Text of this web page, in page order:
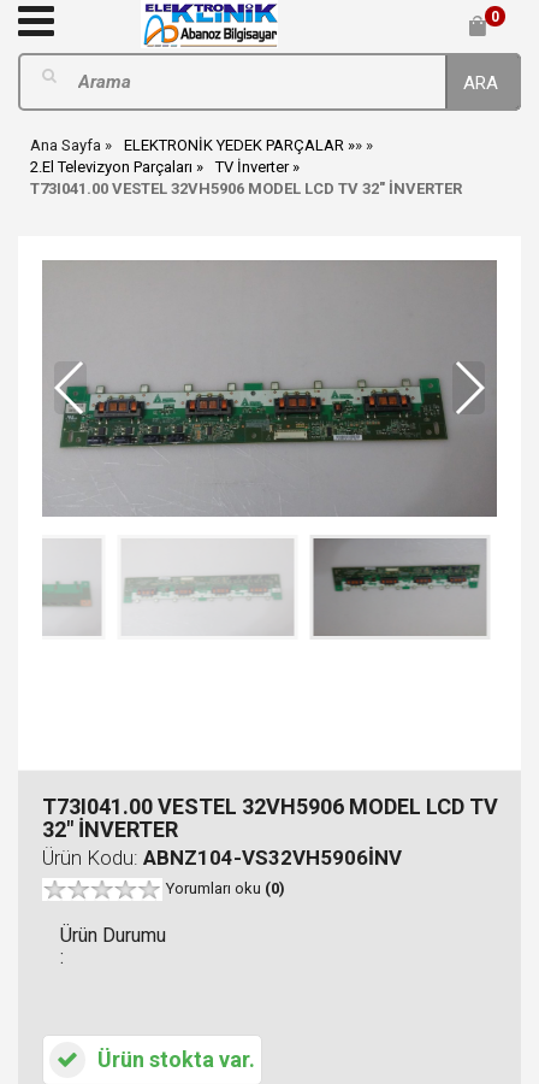
0
ARA
Ana Sayfa ELEKTRONİK YEDEK PARÇALAR
»
2.El Televizyon Parçaları
»
TV İnverter
T73I041.00 VESTEL 32VH5906 MODEL LCD TV 32" İNVERTER
T73I041.00 VESTEL 32VH5906 MODEL LCD TV
32" İNVERTER
Ürün Kodu: ABNZ104-VS32VH5906İNV
Yorumları oku (0)
Ürün Durumu
:
Ürün stokta var.